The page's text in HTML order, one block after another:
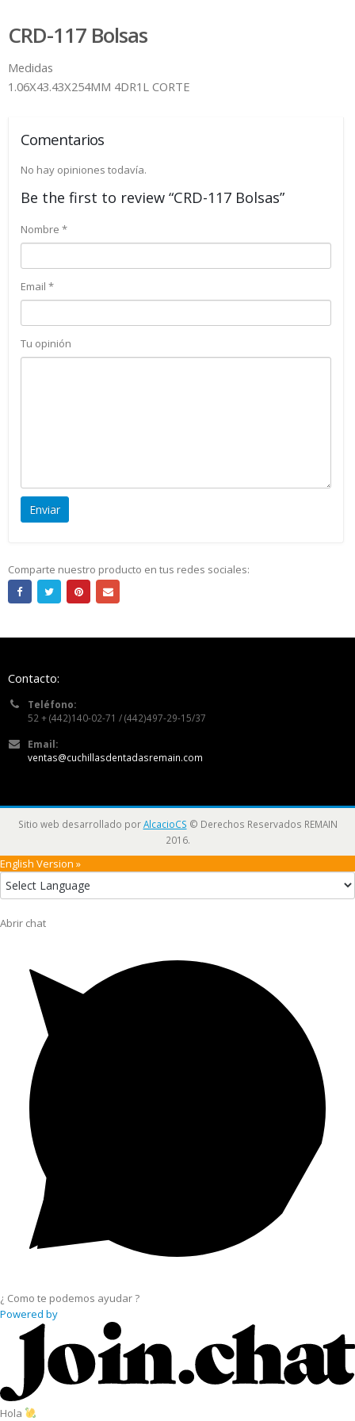
CRD-117 Bolsas
Medidas
1.06X43.43X254MM 4DR1L CORTE
Comentarios
No hay opiniones todavía.
Be the first to review “CRD-117 Bolsas”
Nombre *
Email *
Tu opinión
Comparte nuestro producto en tus redes sociales:
Contacto:
Teléfono:
52 + (442)140-02-71 / (442)497-29-15/37
Email:
ventas@cuchillasdentadasremain.com
Sitio web desarrollado porAlcacioCS © Derechos Reservados REMAIN
2016.
English Version »
Abrir chat
¿ Como te podemos ayudar ?
Powered by
Hola